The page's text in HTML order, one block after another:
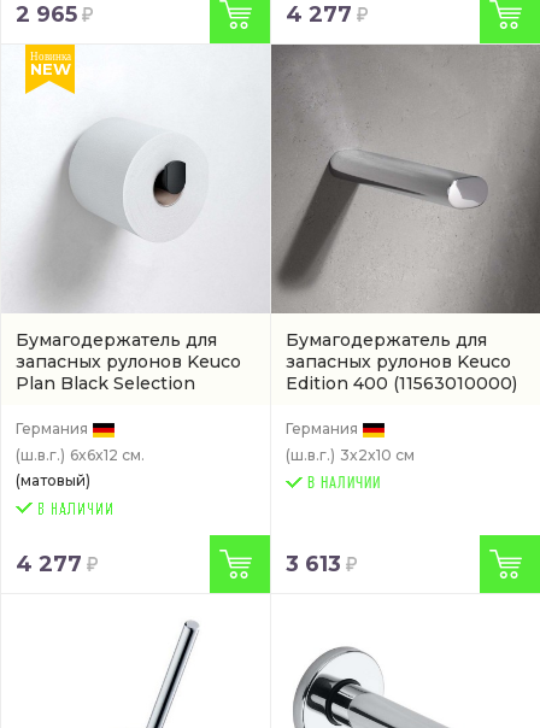
2 965 4 277
Бумагодержатель для
запасных рулонов Keuco
Plan Black Selection
Новинка
NEW
Германия
(ш.в.г.) 6x6x12 см.
(матовый)
4 277
Бумагодержатель для
запасных рулонов Keuco
Edition 400 (11563010000)
Германия
(ш.в.г.) 3x2x10 см
В НАЛИЧИИ
3 613